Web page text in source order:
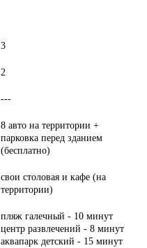
3
2
---
8 авто на территории +
парковка перед зданием
(бесплатно)
свои столовая и кафе (на
территории)
пляж галечный - 10 минут
центр развлечений - 8 минут
аквапарк детский - 15 минут